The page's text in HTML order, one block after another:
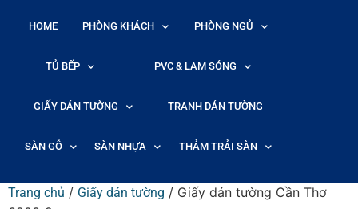
HOME PHÒNG KHÁCH PHÒNG NGỦ
TỦ BẾP PVC & LAM SÓNG
GIẤY DÁN TƯỜNG TRANH DÁN TƯỜNG
SÀN GỖ SÀN NHỰA THẢM TRẢI SÀN
Trang chủ / Giấy dán tường / Giấy dán tường Cần Thơ